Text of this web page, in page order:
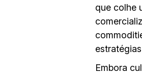
que colhe
Embora